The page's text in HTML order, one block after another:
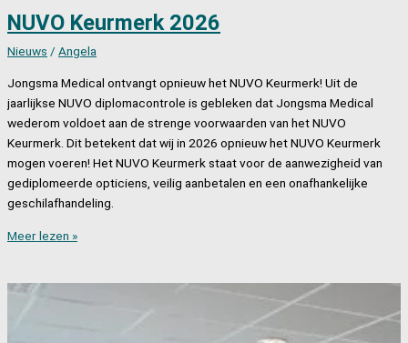
NUVO Keurmerk 2026
Nieuws / Angela
Jongsma Medical ontvangt opnieuw het NUVO Keurmerk! Uit de
jaarlijkse NUVO diplomacontrole is gebleken dat Jongsma Medical
wederom voldoet aan de strenge voorwaarden van het NUVO
Keurmerk. Dit betekent dat wij in 2026 opnieuw het NUVO Keurmerk
mogen voeren! Het NUVO Keurmerk staat voor de aanwezigheid van
gediplomeerde opticiens, veilig aanbetalen en een onafhankelijke
geschilafhandeling.
NUVO
Meer lezen »